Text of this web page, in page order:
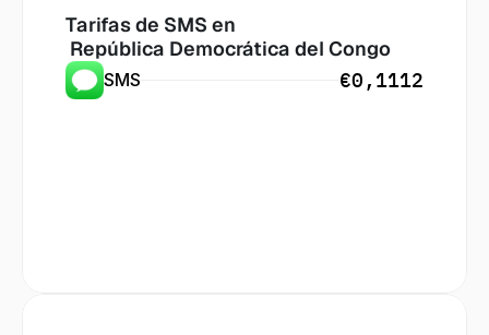
Tarifas de SMS en
República Democrática del Congo
SMS €0,1112